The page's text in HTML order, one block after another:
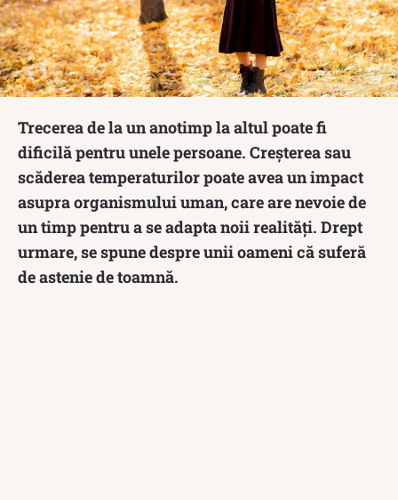
Trecerea de la un anotimp la altul poate fi
dificilă pentru unele persoane. Creșterea sau
scăderea temperaturilor poate avea un impact
asupra organismului uman, care are nevoie de
un timp pentru a se adapta noii realități. Drept
urmare, se spune despre unii oameni că suferă
de astenie de toamnă.